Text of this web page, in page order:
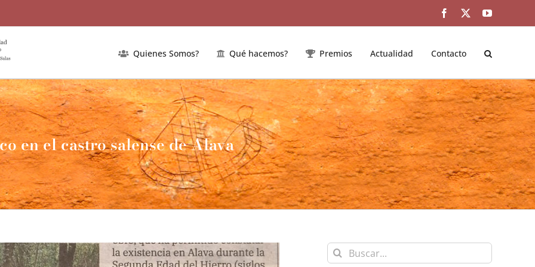
Facebook
TwitterYouTube
Quienes Somos? Qué hacemos? Premios Actualidad Contacto
en el castro salense de Alava
Buscar: